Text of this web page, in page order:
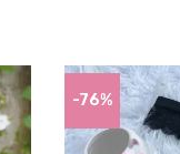
-76%